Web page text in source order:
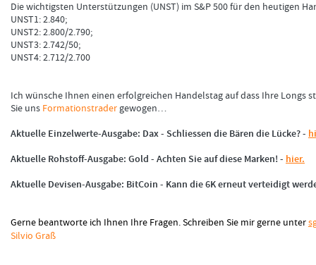
Die wichtigsten Unterstützungen (UNST) im S&P 500 für den heutigen
UNST1: 2.840;
UNST2: 2.800/2.790;
UNST3: 2.742/50;
UNST4: 2.712/2.700
Ich wünsche Ihnen einen erfolgreichen Handelstag auf dass Ihre Longs
Sie uns Formationstradergewogen…
Aktuelle Einzelwerte-Ausgabe: Dax - Schliessen die Bären die Lücke? -
Aktuelle Rohstoff-Ausgabe: Gold - Achten Sie auf diese Marken! - hier.
Aktuelle Devisen-Ausgabe: BitCoin - Kann die 6K erneut verteidigt
Gerne beantworte ich Ihnen Ihre Fragen. Schreiben Sie mir gerne unter
Silvio Graß